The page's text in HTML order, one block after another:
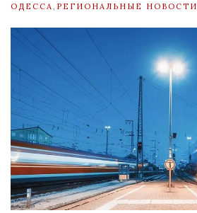
ОДЕССА
РЕГИОНАЛЬНЫЕ НОВОСТИ